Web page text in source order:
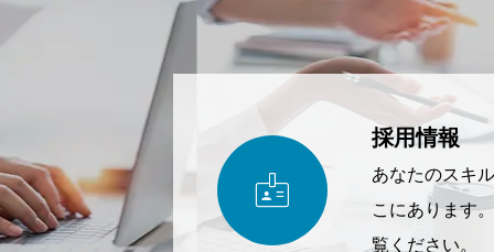

採用情報
あなたのスキ
こにあります
覧ください。